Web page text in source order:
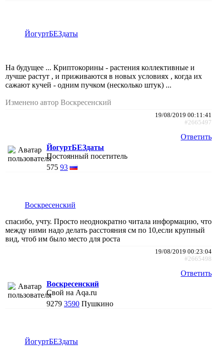
ЙогуртБЕЗдаты
На будущее ... Криптокорины - растения коллективные и
лучше растут , и приживаются в новых условиях , когда их
сажают кучей - одним пучком (несколько штук) ...
Изменено автор Воскресенский
19/08/2019 00:11:41
#2665497
Ответить
ЙогуртБЕЗдаты
Постоянный посетитель
575 93
Воскресенский
спасибо, учту. Просто неоднократно читала информацию, что
между ними надо делать расстояния см по 10,если крупный
вид, чтоб им было место для роста
19/08/2019 00:23:04
#2665498
Ответить
Воскресенский
Свой на Aqa.ru
9279 3590 Пушкино
ЙогуртБЕЗдаты